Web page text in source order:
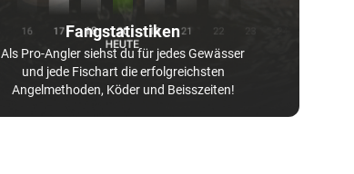
Fangstatistiken
Als Pro-Angler siehst du für jedes Gewässer
und jede Fischart die erfolgreichsten
Angelmethoden, Köder und Beisszeiten!